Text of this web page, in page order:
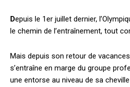
Depuis le 1er juillet dernier,
le chemin de l’entraînement, tout
Mais depuis son retour de
s’entraîne en marge du groupe
une entorse au niveau de sa